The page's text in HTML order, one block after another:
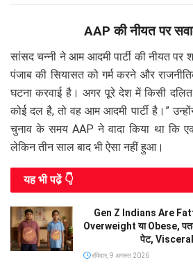
AAP की नीयत पर
सांसद चन्नी ने आम आदमी पार्टी की नीयत
पंजाब की सियासत को गर्म करने और
घटना करवाई है। अगर पूरे देश में किसी
कोई दल है, तो वह आम आदमी पार्टी है।”
चुनाव के समय AAP ने वादा किया था कि
लेकिन तीन साल बाद भी ऐसा नहीं हुआ।
यह भी पढे़ं 👇
Gen Z Indians Are
Overweight या Obese, पतले
पेट, Visceral
रविवार, 9 अगस्त 2026